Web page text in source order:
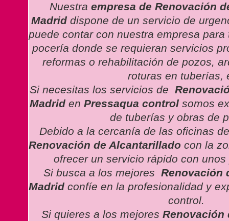
Nuestra empresa de Renovación
Madrid dispone de un servicio de
puede contar con nuestra empresa
pocería donde se requieran servicios
reformas o rehabilitación de pozos,
roturas en tuberías,
Si necesitas los servicios de
Madrid en Pressaqua control somos
de tuberías y obras de
Debido a la cercanía de las oficinas
Renovación de Alcantarillado con la
ofrecer un servicio rápido con
Si busca a los mejores Renovación
Madrid confíe en la profesionalidad y
control.
Si quieres a los mejores Renovación